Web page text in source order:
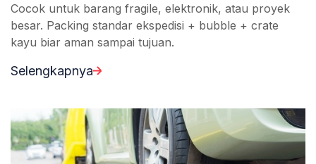
Cocok untuk barang fragile, elektronik, atau proyek
besar. Packing standar ekspedisi + bubble + crate
kayu biar aman sampai tujuan.
Selengkapnya